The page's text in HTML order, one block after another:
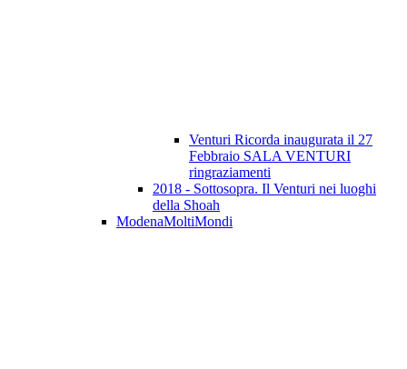
Venturi Ricorda inaugurata il 27
Febbraio SALA VENTURI
ringraziamenti
2018 - Sottosopra. Il Venturi nei luoghi
della Shoah
ModenaMoltiMondi